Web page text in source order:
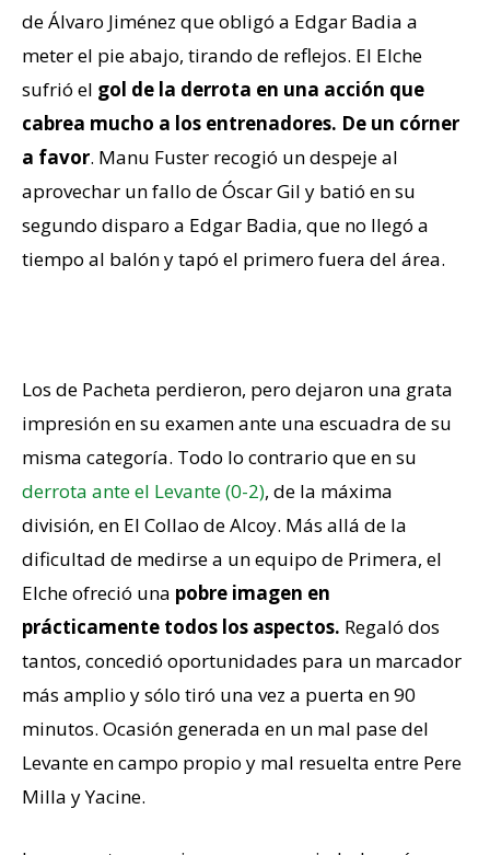
de Álvaro Jiménez que obligó a Edgar Badia a
meter el pie abajo, tirando de reflejos. El Elche
sufrió el gol de la derrota en una acción que
cabrea mucho a los entrenadores. De un córner
a favor. Manu Fuster recogió un despeje al
aprovechar un fallo de Óscar Gil y batió en su
segundo disparo a Edgar Badia, que no llegó a
tiempo al balón y tapó el primero fuera del área.
Los de Pacheta perdieron, pero dejaron una grata
impresión en su examen ante una escuadra de su
misma categoría. Todo lo contrario que en su
derrota ante el Levante (0-2), de la máxima
división, en El Collao de Alcoy. Más allá de la
dificultad de medirse a un equipo de Primera, el
Elche ofreció una pobre imagen en
prácticamente todos los aspectos. Regaló dos
tantos, concedió oportunidades para un marcador
más amplio y sólo tiró una vez a puerta en 90
minutos. Ocasión generada en un mal pase del
Levante en campo propio y mal resuelta entre Pere
Milla y Yacine.